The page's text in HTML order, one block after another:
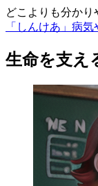
どこよりも分かり
「しんけあ」病
生命を支え